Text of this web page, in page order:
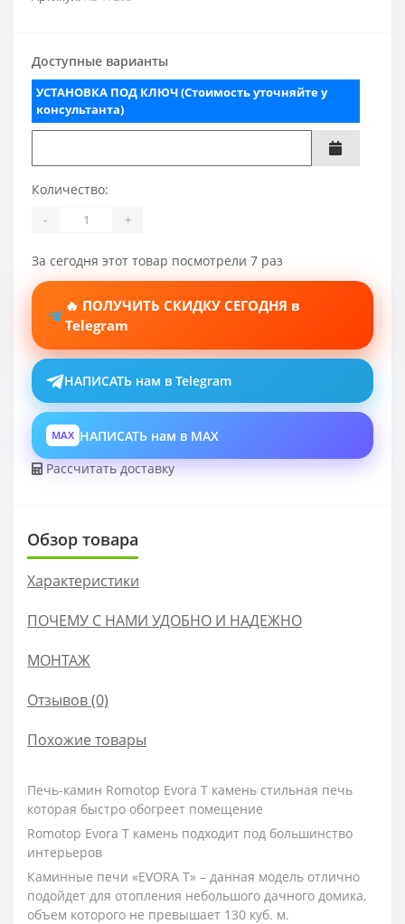
Доступные варианты
УСТАНОВКА ПОД КЛЮЧ (Стоимость уточняйте у
консультанта)
Количество:
- +
За сегодня этот товар посмотрели 7 раз
🔥 ПОЛУЧИТЬ СКИДКУ СЕГОДНЯ в
Telegram
НАПИСАТЬ нам в Telegram
MAX НАПИСАТЬ нам в MAX
Рассчитать доставку
Обзор товара
Характеристики
ПОЧЕМУ С НАМИ УДОБНО И НАДЕЖНО
МОНТАЖ
Отзывов (0)
Похожие товары
Печь-камин Romotop Evora T камень стильная печь
которая быстро обогреет помещение
Romotop Evora T камень подходит под большинство
интерьеров
Каминные печи «ЕVORA T» – данная модель отлично
подойдет для отопления небольшого дачного домика,
объем которого не превышает 130 куб. м.